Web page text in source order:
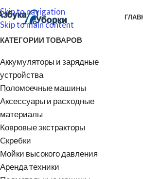
Skip to navigation
Skip to main content
КАТЕГОРИИ ТОВАРОВ
Аккумуляторы и зарядные
устройства
Поломоечные машины
Аксессуары и расходные
материалы
Ковровые экстракторы
Скребки
Мойки высокого давления
Аренда техники